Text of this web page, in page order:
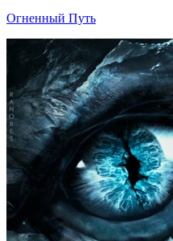
Огненный Путь